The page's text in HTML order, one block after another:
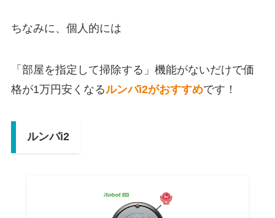
ちなみに、個人的には
「部屋を指定して掃除する」機能がないだけで価
格が1万円安くなるルンバi2がおすすめです！
ルンバi2